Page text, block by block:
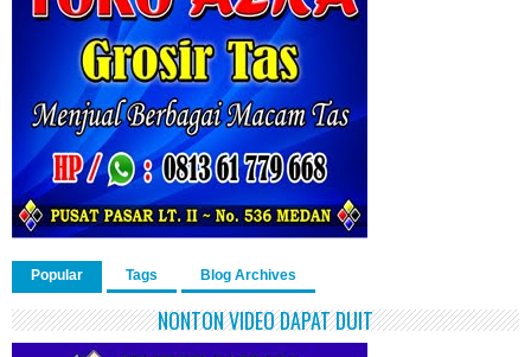
Popular Tags Blog Archives
NONTON VIDEO DAPAT DUIT